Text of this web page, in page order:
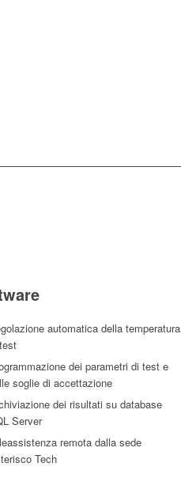
automatica della temperatura
dei parametri di test e
soglie di accettazione
dei risultati su database
Server
remota dalla sede
Tech